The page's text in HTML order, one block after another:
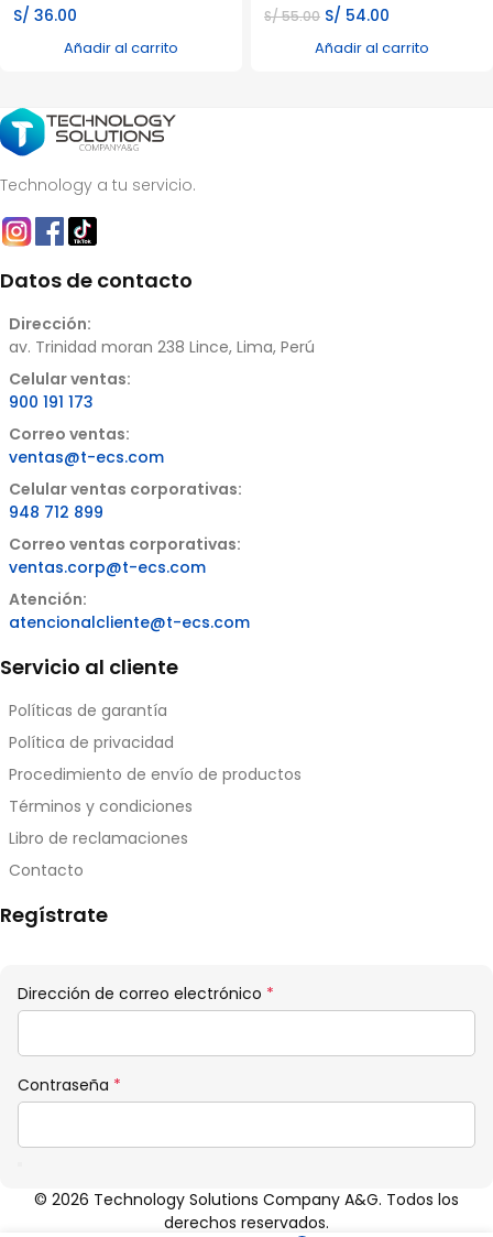
S/ 36.00
Añadir al carrito
S/55.00 El
precio
S/ 54.00
precio
Añadir al carrito
Technology a tu servicio.
Datos de contacto
Dirección:
av. Trinidad moran 238 Lince, Lima, Perú
Celular ventas:
900 191 173
Correo ventas:
ventas@t-ecs.com
Celular ventas corporativas:
948 712 899
Correo ventas corporativas:
ventas.corp@t-ecs.com
Atención:
atencionalcliente@t-ecs.com
Servicio al cliente
Políticas de garantía
Política de privacidad
Procedimiento de envío de productos
Términos y condiciones
Libro de reclamaciones
Contacto
Regístrate
Dirección de correo electrónico *
Contraseña *
© 2026 Technology Solutions Company A&G. Todos los
derechos reservados.